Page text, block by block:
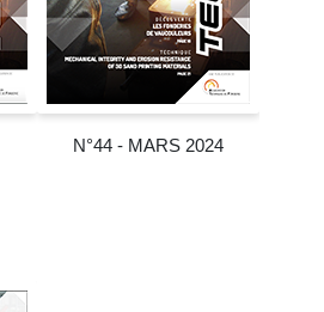
N°44 - MARS 2024